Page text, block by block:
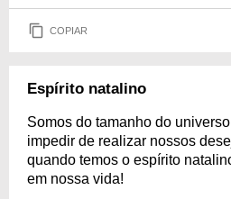
COPIAR
Espírito natalino
Somos do tamanho do
impedir de realizar nossos
quando temos o espírito
em nossa vida!